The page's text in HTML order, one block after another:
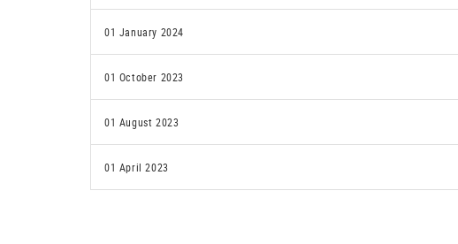
01 January 2024
01 October 2023
01 August 2023
01 April 2023